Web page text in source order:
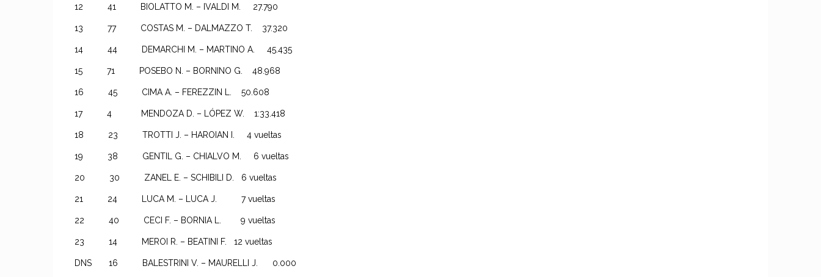
12 41 BIOLATTO M. – IVALDI M. 27.790
13 77 COSTAS M. – DALMAZZO T. 37.320
14 44 DEMARCHI M. – MARTINO A. 45.435
15 71 POSEBO N. – BORNINO G. 48.968
16 45 CIMA A. – FEREZZIN L. 50.608
17 4 MENDOZA D. – LÓPEZ W. 1:33.418
18 23 TROTTI J. – HAROIAN I. 4 vueltas
19 38 GENTIL G. – CHIALVO M. 6 vueltas
20 30 ZANEL E. – SCHIBILI D. 6 vueltas
21 24 LUCA M. – LUCA J. 7 vueltas
22 40 CECI F. – BORNIA L. 9 vueltas
23 14 MEROI R. – BEATINI F. 12 vueltas
DNS 16 BALESTRINI V. – MAURELLI J. 0.000